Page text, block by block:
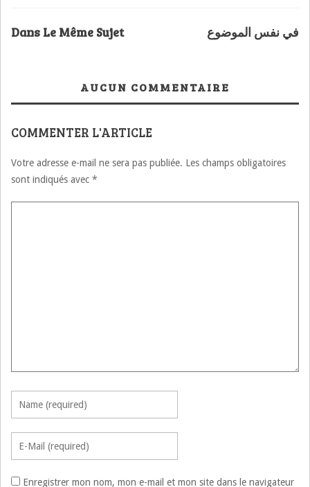
Dans Le Même Sujet في نفس الموضوع
AUCUN COMMENTAIRE
COMMENTER L'ARTICLE
Votre adresse e-mail ne sera pas publiée. Les champs obligatoires
sont indiqués avec *
Enregistrer mon nom, mon e-mail et mon site dans le navigateur